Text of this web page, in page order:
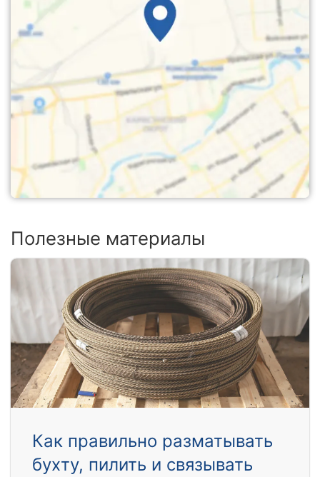
Полезные материалы
Как правильно разматывать
бухту, пилить и связывать